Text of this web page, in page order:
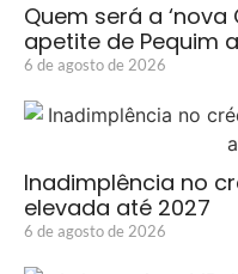
Quem será a
apetite de Pequim
6 de agosto de 2026
Inadimplência no
elevada até 2027
6 de agosto de 2026